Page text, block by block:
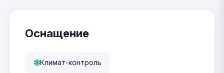
Оснащение
Климат-контроль